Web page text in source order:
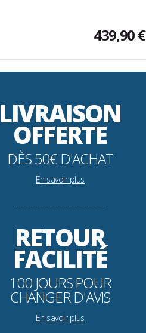
439,90 €
LIVRAISON
OFFERTE
DÈS 50€ D'ACHAT
En savoir plus
--------------------------------------------------------------------
RETOUR
FACILITÉ
100 JOURS POUR
CHANGER D'AVIS
En savoir plus